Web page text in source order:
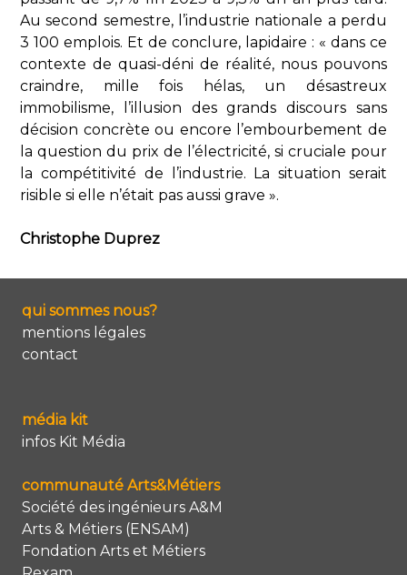
Au second semestre, l’industrie nationale a perdu
3 100 emplois. Et de conclure, lapidaire : « dans ce
contexte de quasi-déni de réalité, nous pouvons
craindre, mille fois hélas, un désastreux
immobilisme, l’illusion des grands discours sans
décision concrète ou encore l’embourbement de
la question du prix de l’électricité, si cruciale pour
la compétitivité de l’industrie. La situation serait
risible si elle n’était pas aussi grave ».
Christophe Duprez
qui sommes nous?
mentions légales
contact
média kit
infos Kit Média
communauté Arts&Métiers
Société des ingénieurs A&M
Arts & Métiers (ENSAM)
Fondation Arts et Métiers